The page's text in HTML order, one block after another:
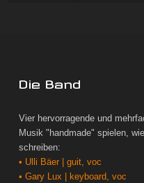
Die Band
Vier hervorragende und
Musik "handmade" spielen,
schreiben:
• Ulli Bäer | guit, voc
• Gary Lux | keyboard, voc